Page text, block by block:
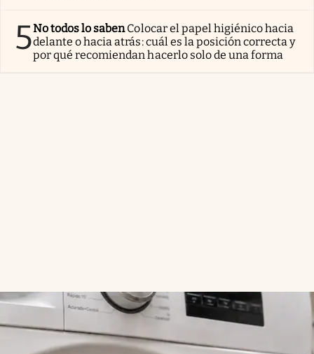
5No todos lo sabenColocar el papel higiénico hacia
delante o hacia atrás: cuál es la posición correcta y
por qué recomiendan hacerlo solo de una forma